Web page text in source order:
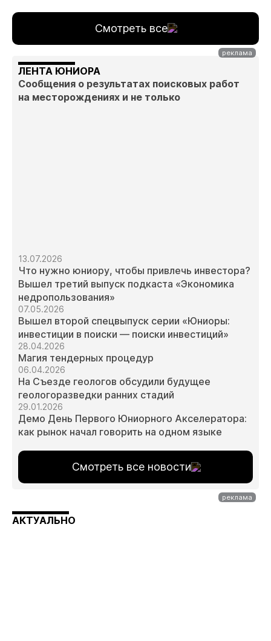
Смотреть все
ЛЕНТА ЮНИОРА
Сообщения о результатах поисковых работ
на месторождениях и не только
13.07.2026
Что нужно юниору, чтобы привлечь инвестора?
Вышел третий выпуск подкаста «Экономика
недропользования»
07.05.2026
Вышел второй спецвыпуск серии «Юниоры:
инвестиции в поиски — поиски инвестиций»
28.04.2026
Магия тендерных процедур
06.04.2026
На Съезде геологов обсудили будущее
геологоразведки ранних стадий
29.01.2026
Демо День Первого Юниорного Акселератора:
как рынок начал говорить на одном языке
Смотреть все новости
АКТУАЛЬНО